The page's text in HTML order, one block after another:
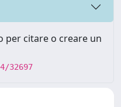
per citare o creare un
32697